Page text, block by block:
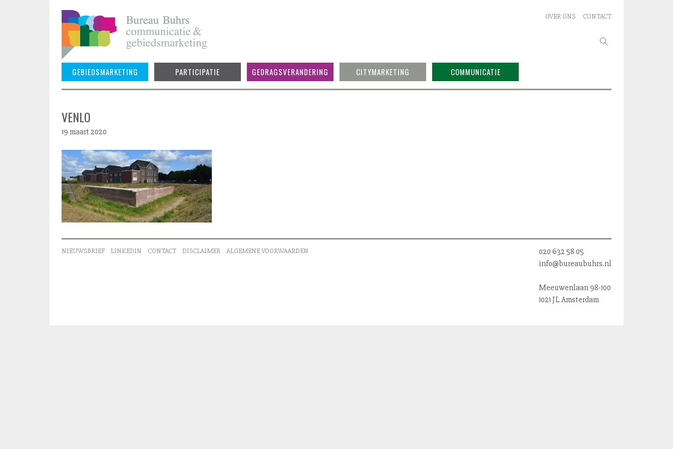
Skip
to
content
OVER ONS CONTACT
GEBIEDSMARKETING PARTICIPATIE GEDRAGSVERANDERING CITYMARKETING COMMUNICATIE
VENLO
19 maart 2020
020 632 58 05
info@bureaubuhrs.nl
Meeuwenlaan 98-100
1021 JL Amsterdam
NIEUWSBRIEF LINKEDIN CONTACT DISCLAIMER ALGEMENE VOORWAARDEN